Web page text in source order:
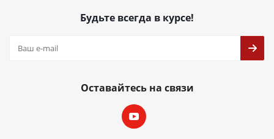
Будьте всегда в курсе!
Оставайтесь на связи